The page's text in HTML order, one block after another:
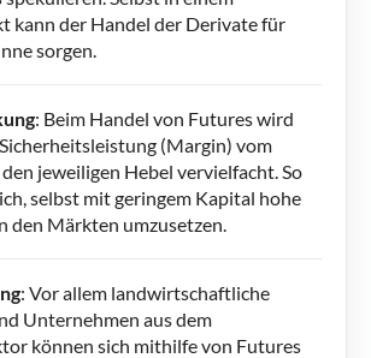
kann der Handel der Derivate für
sorgen.
: Beim Handel von Futures wird
(Margin) vom
jeweiligen Hebel vervielfacht. So
selbst mit geringem Kapital hohe
den Märkten umzusetzen.
: Vor allem landwirtschaftliche
Unternehmen aus dem
können sich mithilfe von Futures